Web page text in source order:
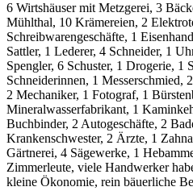
6 Wirtshäuser mit Metzgerei, 3
Mühlthal, 10 Krämereien, 2
Schreibwarengeschäfte, 1
Sattler, 1 Lederer, 4 Schneider, 1
Spengler, 6 Schuster, 1 Drogerie, 1
Schneiderinnen, 1 Messerschmied,
2 Mechaniker, 1 Fotograf, 1
Mineralwasserfabrikant, 1
Buchbinder, 2 Autogeschäfte, 2
Krankenschwester, 2 Ärzte, 1
Gärtnerei, 4 Sägewerke, 1
Zimmerleute, viele Handwerker
kleine Ökonomie, rein bäuerliche